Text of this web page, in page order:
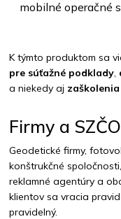
mobilné operačné
K týmto produktom sa
pre súťažné podklady,
a niekedy aj
Firmy a SZČO
Geodetické firmy,
konštrukčné
reklamné agentúry a
klientov sa vracia
pravidelný.